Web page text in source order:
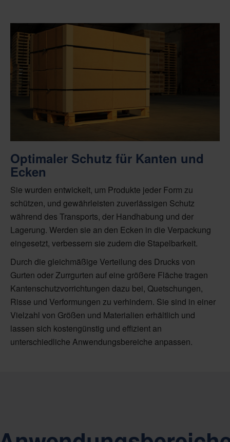
Optimaler Schutz für Kanten und
Ecken
Sie wurden entwickelt, um Produkte jeder Form zu
schützen, und gewährleisten zuverlässigen Schutz
während des Transports, der Handhabung und der
Lagerung. Werden sie an den Ecken in die Verpackung
eingesetzt, verbessern sie zudem die Stapelbarkeit.
Durch die gleichmäßige Verteilung des Drucks von
Gurten oder Zurrgurten auf eine größere Fläche tragen
Kantenschutzvorrichtungen dazu bei, Quetschungen,
Risse und Verformungen zu verhindern. Sie sind in einer
Vielzahl von Größen und Materialien erhältlich und
lassen sich kostengünstig und effizient an
unterschiedliche Anwendungsbereiche anpassen.